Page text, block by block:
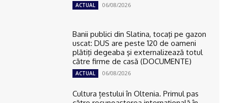
ACTUAL 06/08/2026
Banii publici din Slatina, tocaţi pe gazon
uscat: DUS are peste 120 de oameni
plătiţi degeaba şi externalizează totul
către firme de casă (DOCUMENTE)
ACTUAL 06/08/2026
Cultura țestului în Oltenia. Primul pas